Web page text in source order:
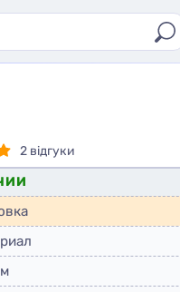
2 відгуки